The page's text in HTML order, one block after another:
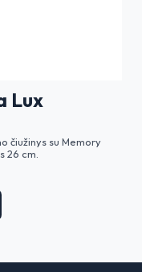
Lux
čiužinys su Memory
26 cm.